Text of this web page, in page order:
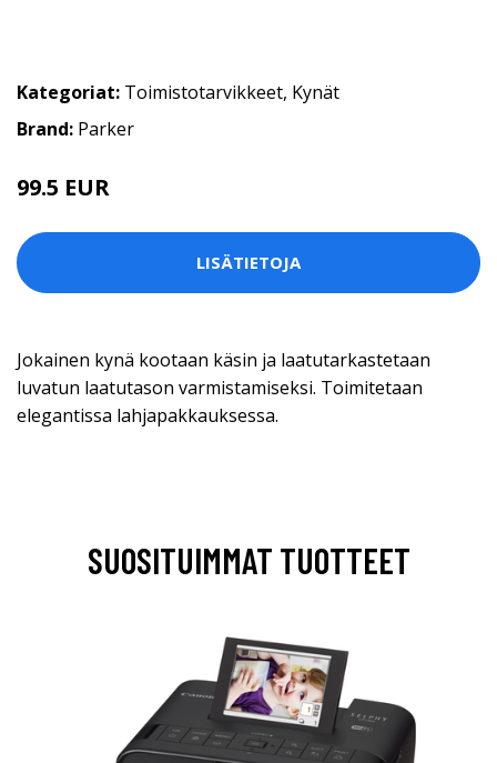
Kategoriat: Toimistotarvikkeet, Kynät
Brand: Parker
99.5 EUR
LISÄTIETOJA
Jokainen kynä kootaan käsin ja laatutarkastetaan
luvatun laatutason varmistamiseksi. Toimitetaan
elegantissa lahjapakkauksessa.
SUOSITUIMMAT TUOTTEET